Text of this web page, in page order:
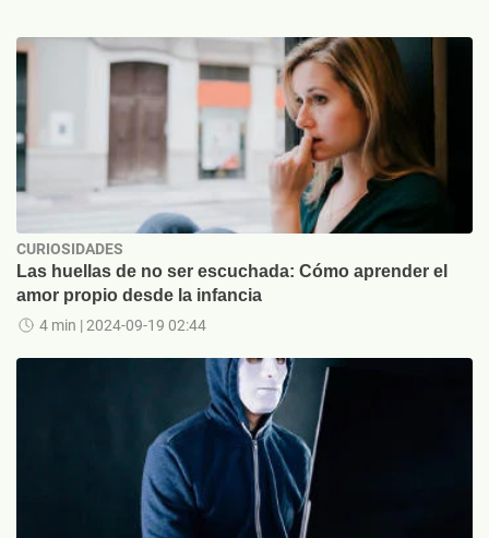
CURIOSIDADES
Las huellas de no ser escuchada: Cómo aprender el
amor propio desde la infancia
4 min | 2024-09-19 02:44